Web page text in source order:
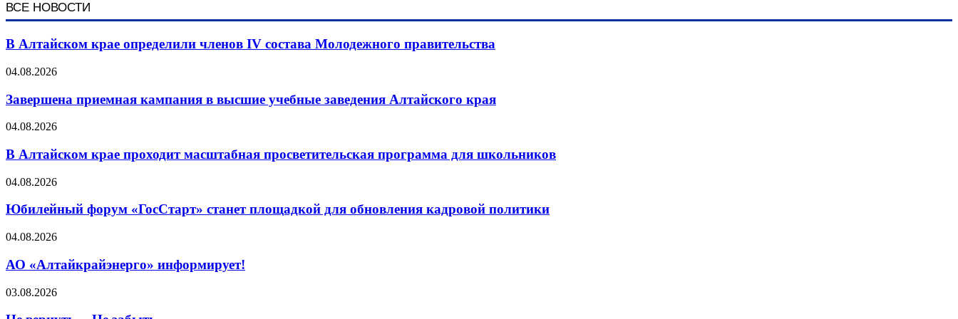
ВСЕ НОВОСТИ
В Алтайском крае определили членов IV состава Молодежного правительства
04.08.2026
Завершена приемная кампания в высшие учебные заведения Алтайского края
04.08.2026
В Алтайском крае проходит масштабная просветительская программа для школьников
04.08.2026
Юбилейный форум «ГосСтарт» станет площадкой для обновления кадровой политики
04.08.2026
АО «Алтайкрайэнерго» информирует!
03.08.2026